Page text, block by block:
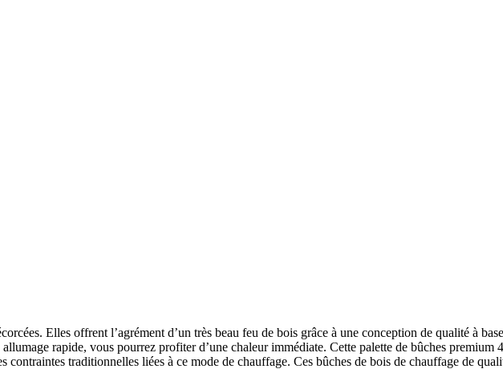
Elles offrent l’agrément d’un très beau feu de bois grâce à une conception de qualité à
rapide, vous pourrez profiter d’une chaleur immédiate. Cette palette de bûches premium
traditionnelles liées à ce mode de chauffage. Ces bûches de bois de chauffage de